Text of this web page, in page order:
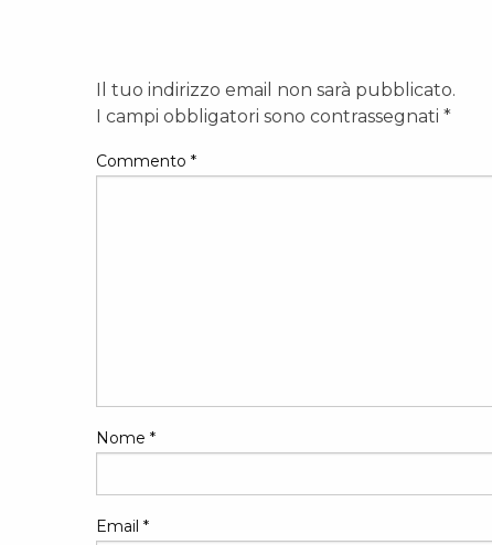
Il tuo indirizzo email non sarà pubblicato.
I campi obbligatori sono contrassegnati *
Commento *
Nome *
Email *